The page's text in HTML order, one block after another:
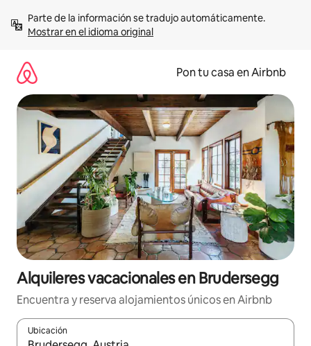
contenidoMostrar en el idioma original
Pon tu casa en Airbnb
Alquileres vacacionales en Brudersegg
Encuentra y reserva alojamientos únicos en Airbnb
Ubicación
Cuando los resultados estén disponibles, navega con las